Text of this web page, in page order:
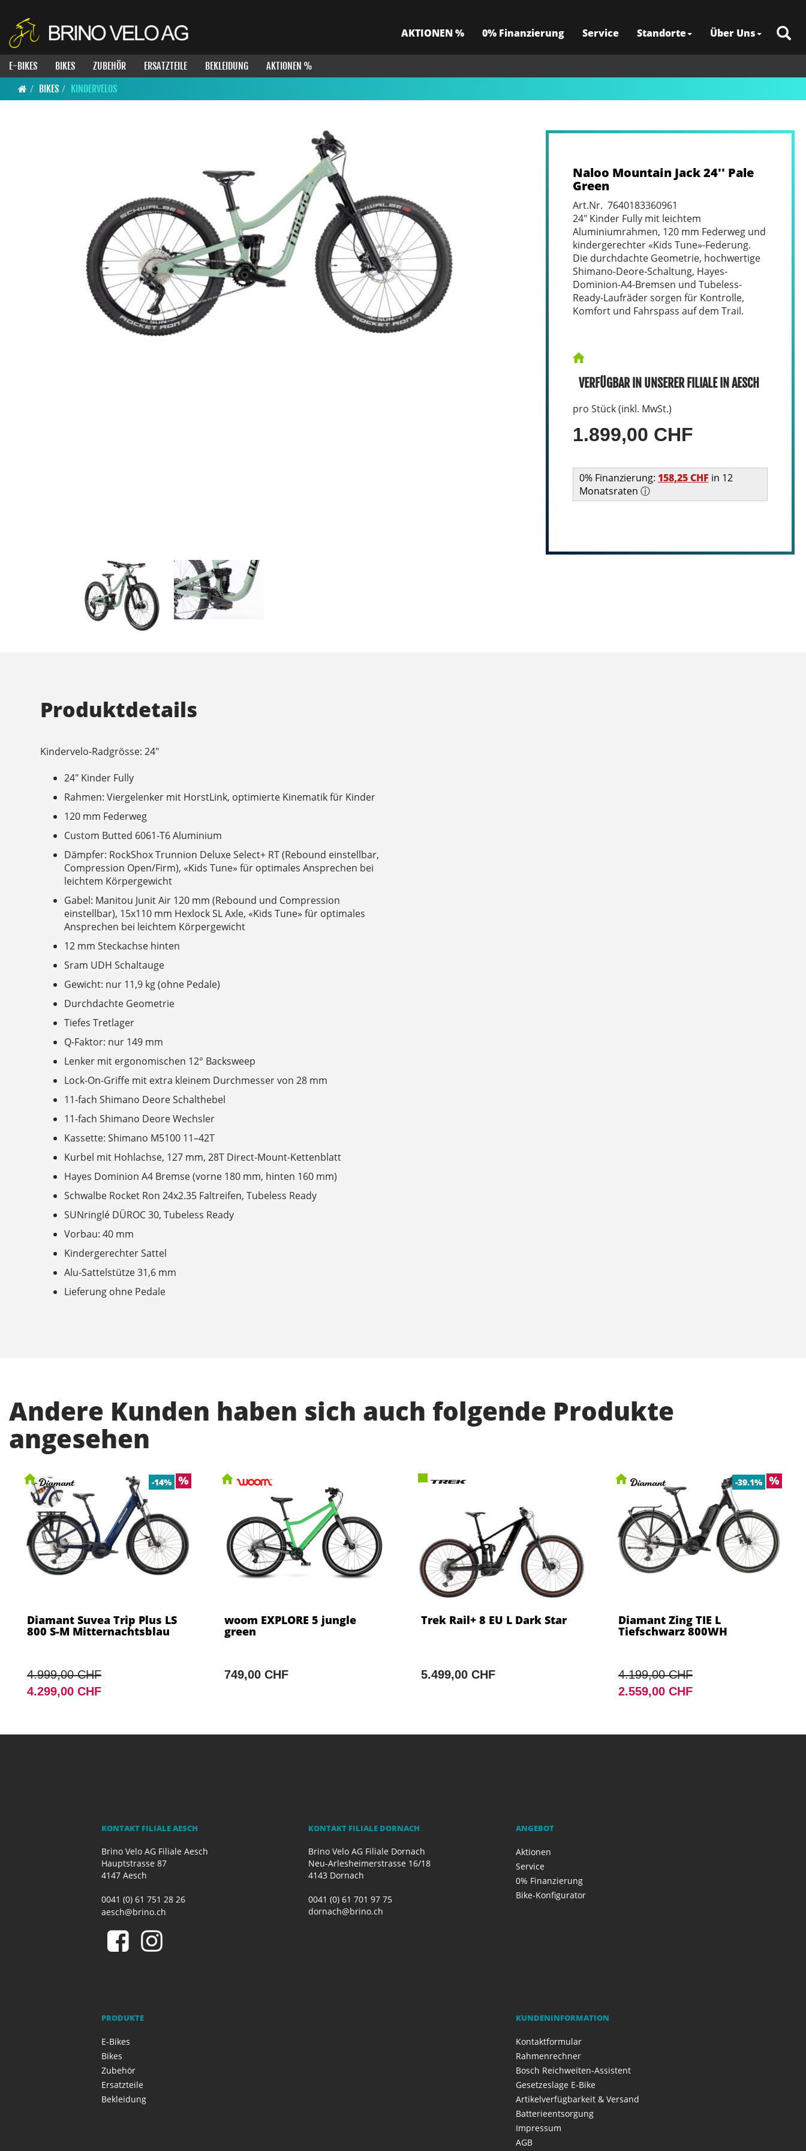
AKTIONEN % 0% Finanzierung Service Standorte Über Uns
E-BIKES BIKES ZUBEHÖR ERSATZTEILE BEKLEIDUNG
AKTIONEN %
BIKES
KINDERVELOS
Naloo Mountain Jack 24'' Pale
Green
Art.Nr. 7640183360961
24" Kinder Fully mit leichtem
Aluminiumrahmen, 120 mm Federweg und
kindergerechter «Kids Tune»-Federung.
Die durchdachte Geometrie, hochwertige
Shimano-Deore-Schaltung, Hayes-
Dominion-A4-Bremsen und Tubeless-
Ready-Laufräder sorgen für Kontrolle,
Komfort und Fahrspass auf dem Trail.
VERFÜGBAR IN UNSERER FILIALE IN AESCH
pro Stück (inkl. MwSt.)
1.899,00 CHF
0% Finanzierung: 158,25 CHF in 12
Monatsraten ⓘ
Produktdetails
Kindervelo-Radgrösse: 24"
24" Kinder Fully
Rahmen: Viergelenker mit HorstLink, optimierte Kinematik für Kinder
120 mm Federweg
Custom Butted 6061-T6 Aluminium
Dämpfer: RockShox Trunnion Deluxe Select+ RT (Rebound einstellbar,
Compression Open/Firm), «Kids Tune» für optimales Ansprechen bei
leichtem Körpergewicht
Gabel: Manitou Junit Air 120 mm (Rebound und Compression
einstellbar), 15x110 mm Hexlock SL Axle, «Kids Tune» für optimales
Ansprechen bei leichtem Körpergewicht
12 mm Steckachse hinten
Sram UDH Schaltauge
Gewicht: nur 11,9 kg (ohne Pedale)
Durchdachte Geometrie
Tiefes Tretlager
Q-Faktor: nur 149 mm
Lenker mit ergonomischen 12° Backsweep
Lock-On-Griffe mit extra kleinem Durchmesser von 28 mm
11-fach Shimano Deore Schalthebel
11-fach Shimano Deore Wechsler
Kassette: Shimano M5100 11–42T
Kurbel mit Hohlachse, 127 mm, 28T Direct-Mount-Kettenblatt
Hayes Dominion A4 Bremse (vorne 180 mm, hinten 160 mm)
Schwalbe Rocket Ron 24x2.35 Faltreifen, Tubeless Ready
SUNringlé DÜROC 30, Tubeless Ready
Vorbau: 40 mm
Kindergerechter Sattel
Alu-Sattelstütze 31,6 mm
Lieferung ohne Pedale
Andere Kunden haben sich auch folgende Produkte
angesehen
-14%
Diamant Suvea Trip Plus LS
800 S-M Mitternachtsblau
4.999,00 CHF
4.299,00 CHF
woom EXPLORE 5 jungle
green
749,00 CHF
Trek Rail+ 8 EU L Dark Star
5.499,00 CHF
-39.1%
Diamant Zing TIE L
Tiefschwarz 800WH
4.199,00 CHF
2.559,00 CHF
KONTAKT FILIALE AESCH
Brino Velo AG Filiale Aesch
Hauptstrasse 87
4147 Aesch
0041 (0) 61 751 28 26
aesch@brino.ch
KONTAKT FILIALE DORNACH
Brino Velo AG Filiale Dornach
Neu-Arlesheimerstrasse 16/18
4143 Dornach
0041 (0) 61 701 97 75
dornach@brino.ch
ANGEBOT
Aktionen
Service
0% Finanzierung
Bike-Konfigurator
PRODUKTE
E-Bikes
Bikes
Zubehör
Ersatzteile
Bekleidung
KUNDENINFORMATION
Kontaktformular
Rahmenrechner
Bosch Reichweiten-Assistent
Gesetzeslage E-Bike
Artikelverfügbarkeit & Versand
Batterieentsorgung
Impressum
AGB